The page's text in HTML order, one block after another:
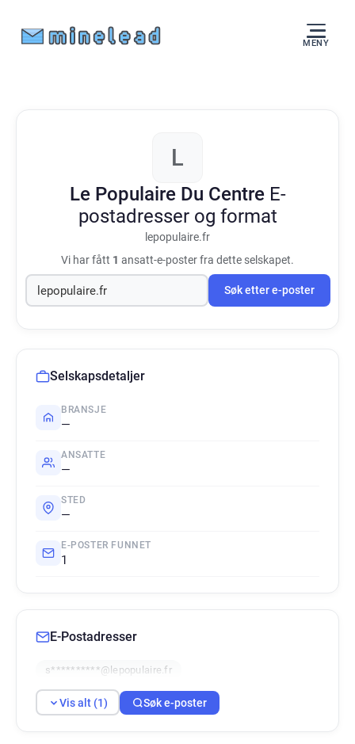
MENY
L
Le Populaire Du Centre E-
postadresser og format
lepopulaire.fr
Vi har fått 1 ansatt-e-poster fra dette selskapet.
Søk etter e-poster
Selskapsdetaljer
BRANSJE
—
ANSATTE
—
STED
—
E-POSTER FUNNET
1
E-Postadresser
s**********@lepopulaire.fr
Vis alt (1) Søk e-poster